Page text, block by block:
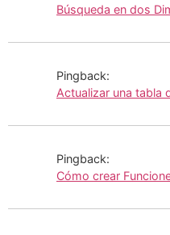
Búsqueda en dos
Pingback:
Actualizar una tabla
Pingback:
Cómo crear